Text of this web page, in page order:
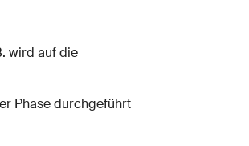
wird auf die
Phase durchgeführt